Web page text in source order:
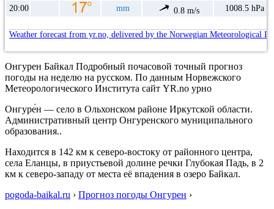
20:00 mm 0.8 m/s 1008.5 hPa
Weather forecast from yr.no, delivered by the Norwegian Meteorological
Онгурен Байкал Подробный почасовой точный прогноз
погоды на неделю на русском. По данным Норвежского
Метеорологического Института сайт YR.no урно
Онгуре́н — село в Ольхонском районе Иркутской области.
Административный центр Онгуренского муниципального
образования..
Находится в 142 км к северо-востоку от районного центра,
села Еланцы, в приустьевой долине речки Глубокая Падь, в 2
км к северо-западу от места её впадения в озеро Байкал.
pogoda-baikal.ru › Прогноз погоды Онгурен ›